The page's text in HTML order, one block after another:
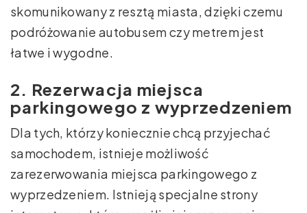
skomunikowany z resztą miasta, dzięki czemu
podróżowanie autobusem czy metrem jest
łatwe i wygodne.
2. Rezerwacja miejsca
parkingowego z wyprzedzeniem
Dla tych, którzy koniecznie chcą przyjechać
samochodem, istnieje możliwość
zarezerwowania miejsca parkingowego z
wyprzedzeniem. Istnieją specjalne strony